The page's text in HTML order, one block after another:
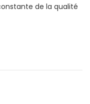
de la qualité